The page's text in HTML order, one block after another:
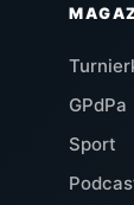
GPdPa
Sport